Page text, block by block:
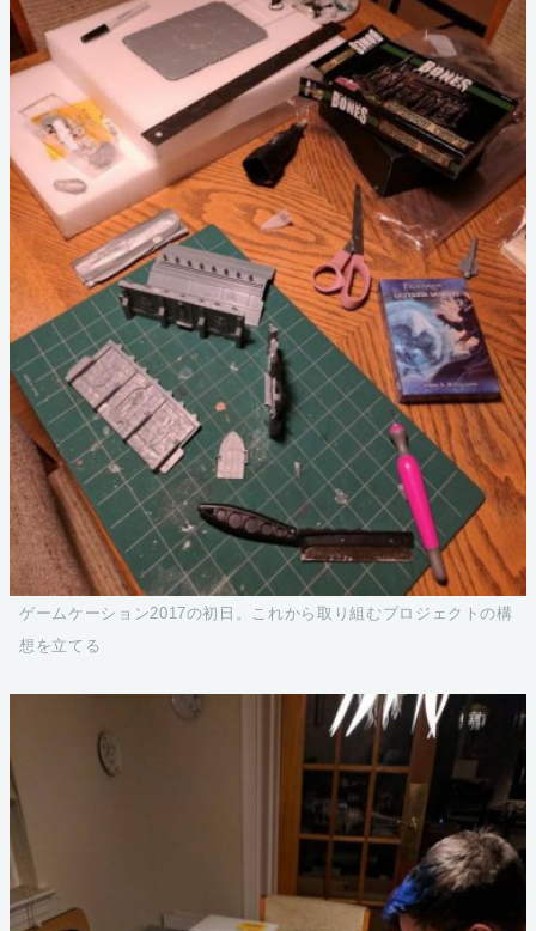
ゲームケーション2017の初日。これから取り組むプロジェクトの構
想を立てる